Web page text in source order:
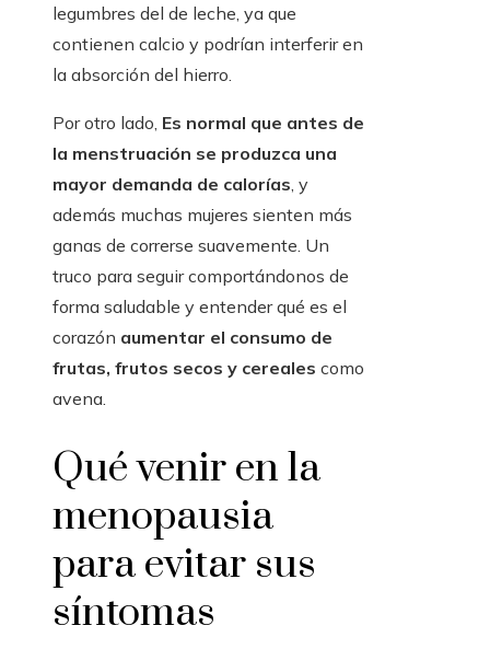
legumbres del de leche, ya que
contienen calcio y podrían interferir en
la absorción del hierro.
Por otro lado, Es normal que antes de
la menstruación se produzca una
mayor demanda de calorías , y
además muchas mujeres sienten más
ganas de correrse suavemente. Un
truco para seguir comportándonos de
forma saludable y entender qué es el
corazón aumentar el consumo de
frutas, frutos secos y cereales como
avena.
Qué venir en la
menopausia
para evitar sus
síntomas